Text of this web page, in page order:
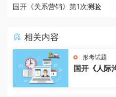
国开《关系营销》第1次测验
相关内容
形考试题
国开《人际